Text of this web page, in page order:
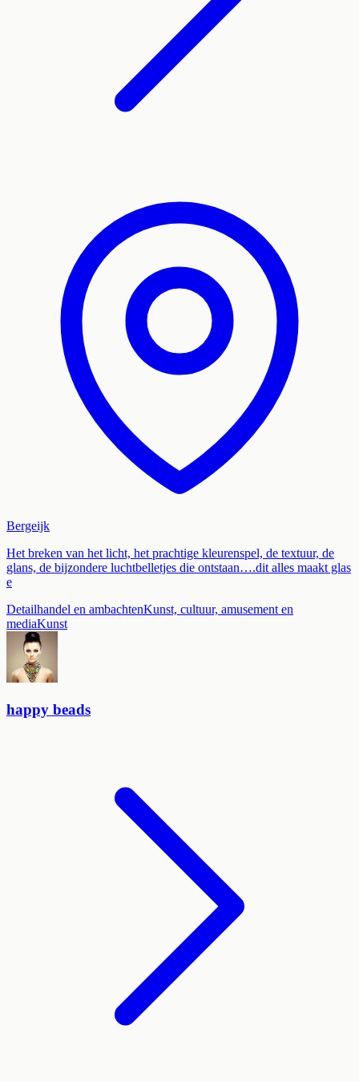
Bergeijk
Het breken van het licht, het prachtige kleurenspel, de textuur, de
glans, de bijzondere luchtbelletjes die ontstaan….dit alles maakt glas
e
Detailhandel en ambachtenKunst, cultuur, amusement en
mediaKunst
happy beads